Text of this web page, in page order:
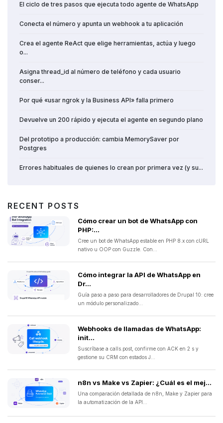
El ciclo de tres pasos que ejecuta todo agente de WhatsApp
Conecta el número y apunta un webhook a tu aplicación
Crea el agente ReAct que elige herramientas, actúa y luego
o...
Asigna thread_id al número de teléfono y cada usuario
conser...
Por qué «usar ngrok y la Business API» falla primero
Devuelve un 200 rápido y ejecuta el agente en segundo plano
Del prototipo a producción: cambia MemorySaver por
Postgres
Errores habituales de quienes lo crean por primera vez (y su...
RECENT POSTS
Cómo crear un bot de WhatsApp con
PHP:...
Cree un bot de WhatsApp estable en PHP 8.x con cURL
nativo u OOP con Guzzle. Con...
Cómo integrar la API de WhatsApp en
Dr...
Guía paso a paso para desarrolladores de Drupal 10: cree
un módulo personalizado...
Webhooks de llamadas de WhatsApp:
init...
Suscríbase a calls.post, confirme con ACK en 2 s y
gestione su CRM con estados J...
n8n vs Make vs Zapier: ¿Cuál es el mej...
Una comparación detallada de n8n, Make y Zapier para
la automatización de la API...